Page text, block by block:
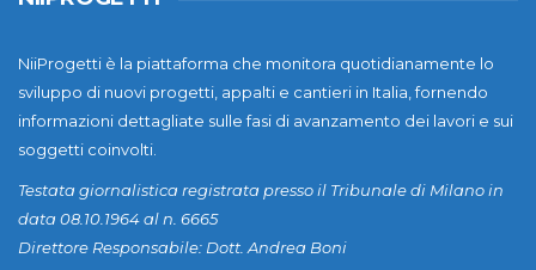
NiiProgetti è la piattaforma che monitora quotidianamente lo
sviluppo di nuovi progetti, appalti e cantieri in Italia, fornendo
informazioni dettagliate sulle fasi di avanzamento dei lavori e sui
soggetti coinvolti.
Testata giornalistica registrata presso il Tribunale di Milano in
data 08.10.1964 al n. 6665
Direttore Responsabile: Dott. Andrea Boni